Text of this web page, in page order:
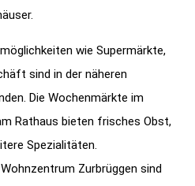
wie Supermärkte,
sind in der näheren
Die Wochenmärkte im
Rathaus bieten frisches Obst,
Spezialitäten.
Zurbrüggen sind